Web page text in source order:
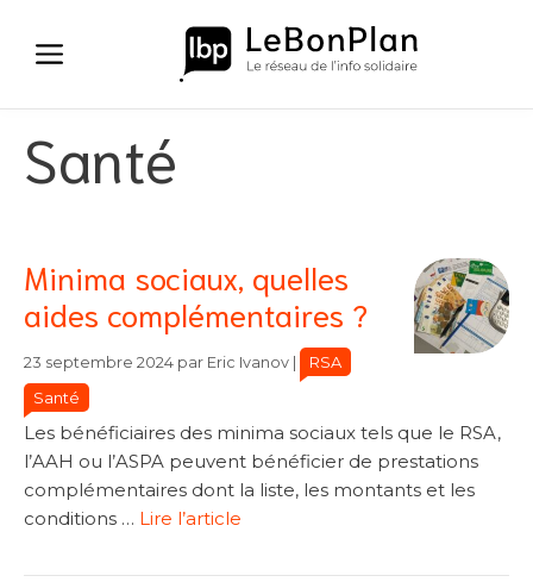
contenu
Santé
Minima sociaux, quelles
aides complémentaires ?
23 septembre 2024 par Eric Ivanov Catégories
Catégories
RSA
Santé
Les bénéficiaires des minima sociaux tels que le RSA,
l’AAH ou l’ASPA peuvent bénéficier de prestations
complémentaires dont la liste, les montants et les
conditions … Lire l’article